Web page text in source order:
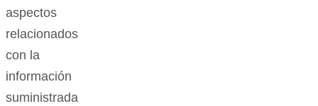
aspectos
relacionados
con la
información
suministrada